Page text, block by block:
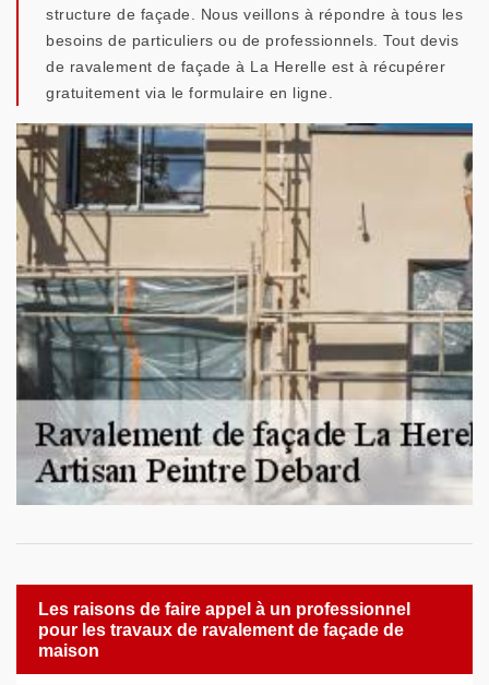
structure de façade. Nous veillons à répondre à tous les
besoins de particuliers ou de professionnels. Tout devis
de ravalement de façade à La Herelle est à récupérer
gratuitement via le formulaire en ligne.
Les raisons de faire appel à un professionnel
pour les travaux de ravalement de façade de
maison